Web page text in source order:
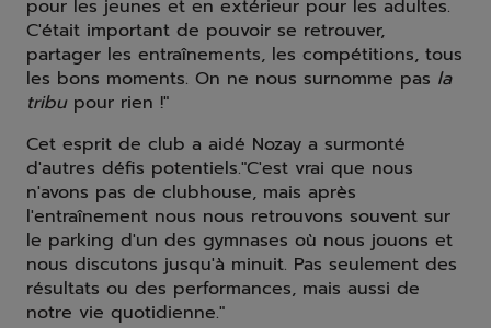
pour les jeunes et en extérieur pour les adultes.
C'était important de pouvoir se retrouver,
partager les entraînements, les compétitions, tous
les bons moments. On ne nous surnomme pas la
tribupour rien !"
Cet esprit de club a aidé Nozay a surmonté
d'autres défis potentiels."C'est vrai que nous
n'avons pas de clubhouse, mais après
l'entraînement nous nous retrouvons souvent sur
le parking d'un des gymnases où nous jouons et
nous discutons jusqu'à minuit. Pas seulement des
résultats ou des performances, mais aussi de
notre vie quotidienne."